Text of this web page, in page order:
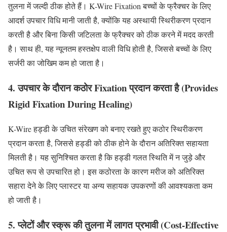
तुलना में जल्दी ठीक होते हैं। K-Wire Fixation बच्चों के फ्रैक्चर के लिए
आदर्श उपचार विधि मानी जाती है, क्योंकि यह अस्थायी स्थिरीकरण प्रदान
करती है और बिना किसी जटिलता के फ्रैक्चर को ठीक करने में मदद करती
है। साथ ही, यह न्यूनतम हस्तक्षेप वाली विधि होती है, जिससे बच्चों के लिए
सर्जरी का जोखिम कम हो जाता है।
4. उपचार के दौरान कठोर Fixation प्रदान करता है (Provides
Rigid Fixation During Healing)
K-Wire हड्डी के उचित संरेखण को बनाए रखते हुए कठोर स्थिरीकरण
प्रदान करता है, जिससे हड्डी को ठीक होने के दौरान अतिरिक्त सहायता
मिलती है। यह सुनिश्चित करता है कि हड्डी गलत स्थिति में न जुड़े और
उचित रूप से उपचारित हो। इस कठोरता के कारण मरीज को अतिरिक्त
सहारा देने के लिए प्लास्टर या अन्य सहायक उपकरणों की आवश्यकता कम
हो जाती है।
5. प्लेटों और स्क्रू की तुलना में लागत प्रभावी (Cost-Effective